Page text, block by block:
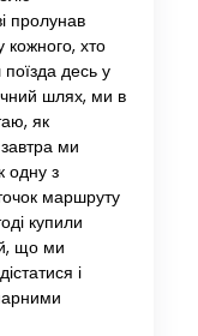
пролунав
кожного, хто
десь у
шлях, ми в
як
ми
одну з
маршруту
купили
що ми
і